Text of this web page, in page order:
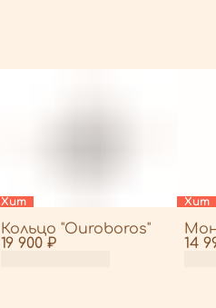
Хит
19 900 ₽
Кольцо "Ouroboros"
Хит
14